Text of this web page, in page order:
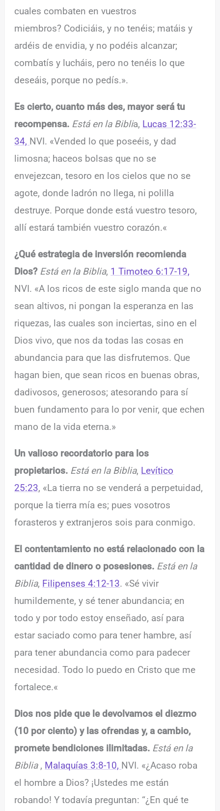
cuales combaten en vuestros
miembros? Codiciáis, y no tenéis; matáis y
ardéis de envidia, y no podéis alcanzar;
combatís y lucháis, pero no tenéis lo que
deseáis, porque no pedís.».
Es cierto, cuanto más des, mayor será tu
recompensa. Está en la Biblia, Lucas 12:33-
34, NVI. «Vended lo que poseéis, y dad
limosna; haceos bolsas que no se
envejezcan, tesoro en los cielos que no se
agote, donde ladrón no llega, ni polilla
destruye. Porque donde está vuestro tesoro,
allí estará también vuestro corazón.«
¿Qué estrategia de inversión recomienda
Dios? Está en la Biblia, 1 Timoteo 6:17-19,
NVI. «A los ricos de este siglo manda que no
sean altivos, ni pongan la esperanza en las
riquezas, las cuales son inciertas, sino en el
Dios vivo, que nos da todas las cosas en
abundancia para que las disfrutemos. Que
hagan bien, que sean ricos en buenas obras,
dadivosos, generosos; atesorando para sí
buen fundamento para lo por venir, que echen
mano de la vida eterna.»
Un valioso recordatorio para los
propietarios. Está en la Biblia, Levítico
25:23, «La tierra no se venderá a perpetuidad,
porque la tierra mía es; pues vosotros
forasteros y extranjeros sois para conmigo.
El contentamiento no está relacionado con la
cantidad de dinero o posesiones. Está en la
Biblia, Filipenses 4:12-13. «Sé vivir
humildemente, y sé tener abundancia; en
todo y por todo estoy enseñado, así para
estar saciado como para tener hambre, así
para tener abundancia como para padecer
necesidad. Todo lo puedo en Cristo que me
fortalece.«
Dios nos pide que le devolvamos el diezmo
(10 por ciento) y las ofrendas y, a cambio,
promete bendiciones ilimitadas. Está en la
Biblia, Malaquías 3:8-10, NVI. «¿Acaso roba
el hombre a Dios? ¡Ustedes me están
robando! Y todavía preguntan: “¿En qué te